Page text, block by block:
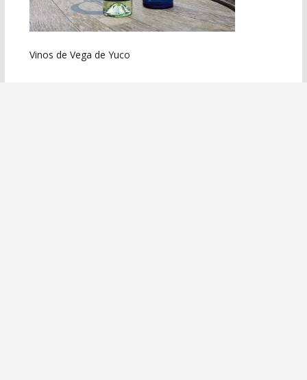
Vinos de Vega de Yuco